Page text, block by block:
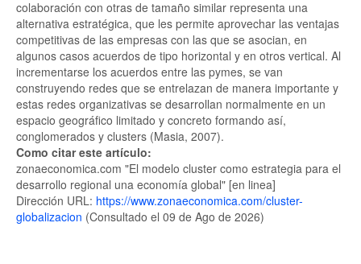
colaboración con otras de tamaño similar representa una
alternativa estratégica, que les permite aprovechar las ventajas
competitivas de las empresas con las que se asocian, en
algunos casos acuerdos de tipo horizontal y en otros vertical. Al
incrementarse los acuerdos entre las pymes, se van
construyendo redes que se entrelazan de manera importante y
estas redes organizativas se desarrollan normalmente en un
espacio geográfico limitado y concreto formando así,
conglomerados y clusters (Masia, 2007).
Como citar este artículo:
zonaeconomica.com "El modelo cluster como estrategia para el
desarrollo regional una economía global" [en linea]
Dirección URL: https://www.zonaeconomica.com/cluster-
globalizacion (Consultado el 09 de Ago de 2026)